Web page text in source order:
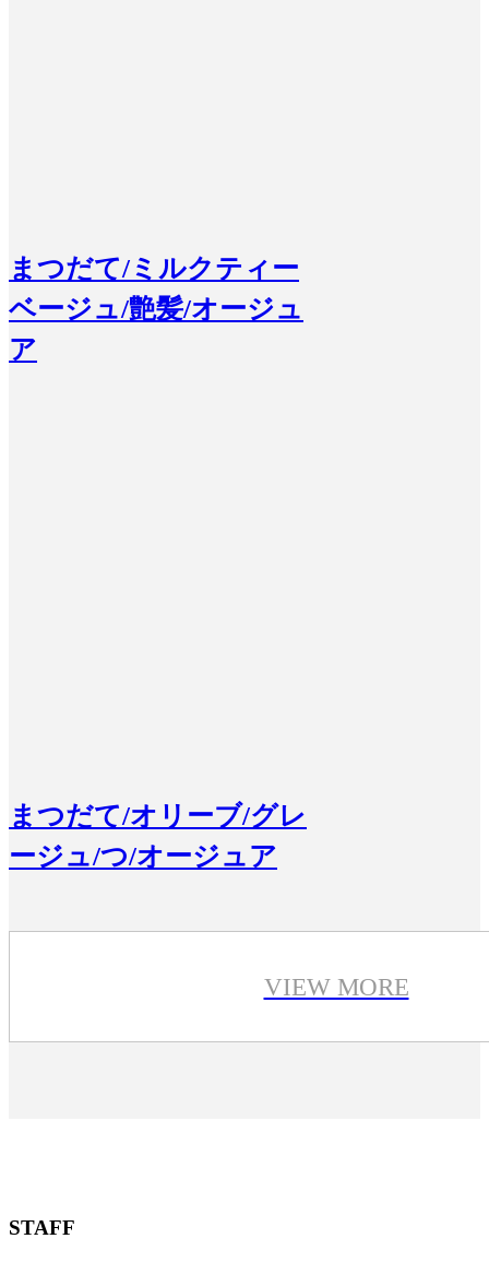
まつだて/ミルクティー
ベージュ/艶髪/オージュ
ア
まつだて/オリーブ/グレ
ージュ/つ/オージュア
VIEW MORE
STAFF